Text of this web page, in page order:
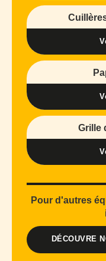
Grille
Pour d'autres
DÉCOUVRE